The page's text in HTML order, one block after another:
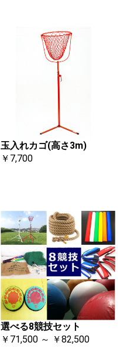
玉入れカゴ(高さ3m)
￥7,700
選べる8競技セット
￥71,500 ～ ￥82,500